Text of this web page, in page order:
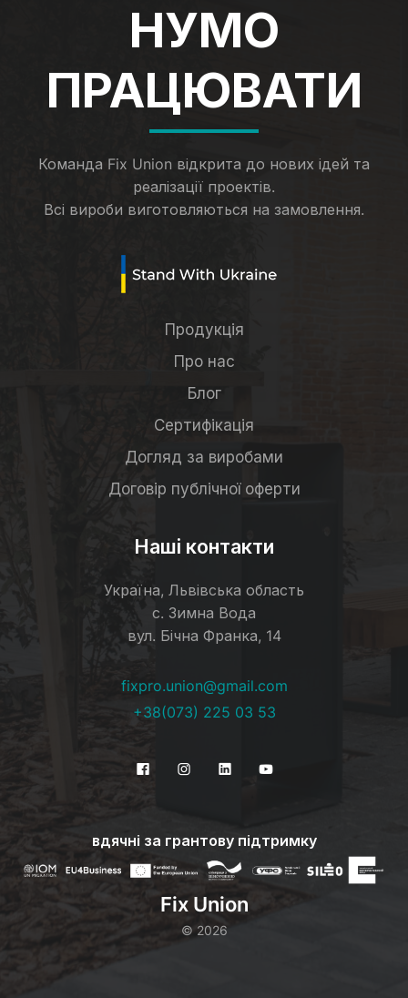
НУМО
ПРАЦЮВАТИ
Команда Fix Union відкрита до нових ідей та
реалізації проектів.
Всі вироби виготовляються на замовлення.
Продукція
Про нас
Блог
Сертифікація
Догляд за виробами
Договір публічної оферти
Наші контакти
Україна, Львівська область
с. Зимна Вода
вул. Бічна Франка, 14
fixpro.union@gmail.com
+38(073) 225 03 53
Fix Union
© 2026
вдячні за грантову підтримку